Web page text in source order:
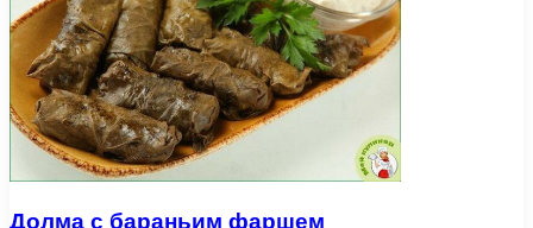
Долма с бараньим фаршем